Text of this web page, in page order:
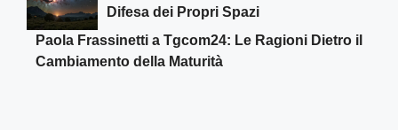
Difesa dei Propri Spazi
Paola Frassinetti a Tgcom24: Le Ragioni Dietro il
Cambiamento della Maturità